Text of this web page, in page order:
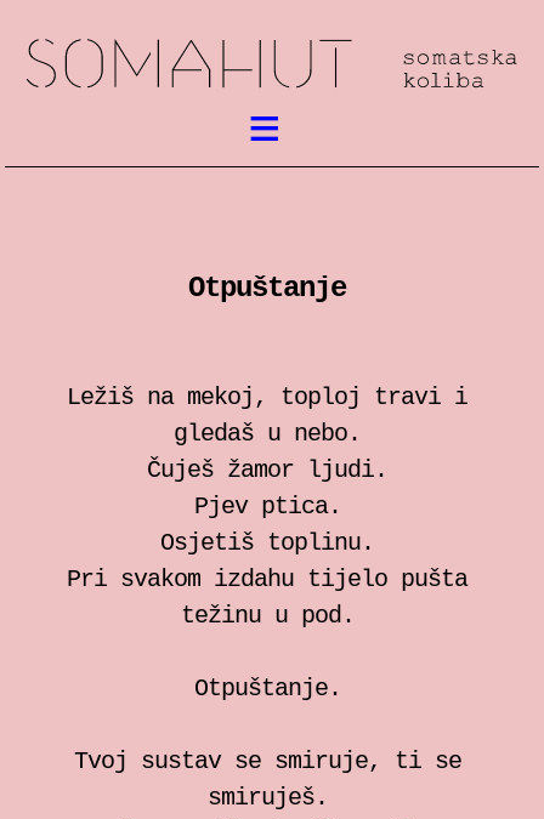
susreti / festival
predstave
predavanja
individualne sesije
Bilježnica za somatski rad
Zrinka Šimičić Mihanović
Ana Jelušić
Otpuštanje
Ležiš na mekoj, toploj travi i
gledaš u nebo.
Čuješ žamor ljudi.
Pjev ptica.
Osjetiš toplinu.
Pri svakom izdahu tijelo pušta
težinu u pod.
Otpuštanje.
Tvoj sustav se smiruje, ti se
smiruješ.